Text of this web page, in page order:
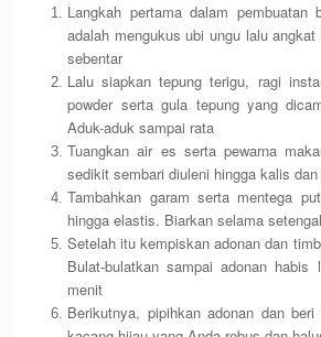
Langkah pertama dalam pembuatan
adalah mengukus ubi ungu lalu
sebentar
Lalu siapkan tepung terigu, ragi
powder serta gula tepung yang
Aduk-aduk sampai rata
Tuangkan air es serta pewarna
sedikit sembari diuleni hingga kalis
Tambahkan garam serta mentega
hingga elastis. Biarkan selama
Setelah itu kempiskan adonan dan
Bulat-bulatkan sampai adonan
menit
Berikutnya, pipihkan adonan dan